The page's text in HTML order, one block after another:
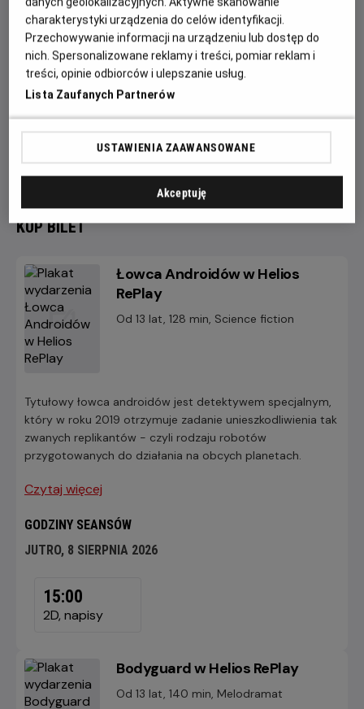
tytułów na trwałe wpłynął na rozwój kina i zdobył
status legendy.
Nie przegap okazji, by zobaczyć te wyjątkowe
produkcje tak, jak zostały stworzone do oglądania – na
dużym ekranie, z doskonałym obrazem i dźwiękiem.
klasykami w ramach cykluHelios RePlay: Legendy
Warner Bros.
KUP BILET
Łowca Androidów w Helios
RePlay
Od 13 lat, 128 min, Science fiction
Tytułowy łowca androidów jest detektywem specjalnym,
który w roku 2019 otrzymuje zadanie unieszkodliwienia tak
zwanych replikantów - czyli rodzaju robotów
przygotowanych do działania na obcych planetach.
Czytaj więcej
GODZINY SEANSÓW
JUTRO, 8 SIERPNIA 2026
SIERPNIA
2026
15:00
2D, napisy
Bodyguard w Helios RePlay
Od 13 lat, 140 min, Melodramat
charakterystyki urządzenia do celów identyfikacji.
Przechowywanie informacji na urządzeniu lub dostęp do
nich. Spersonalizowane reklamy i treści, pomiar reklam i
treści, opinie odbiorców i ulepszanie usług.
Lista Zaufanych Partnerów
USTAWIENIA ZAAWANSOWANE
Akceptuję